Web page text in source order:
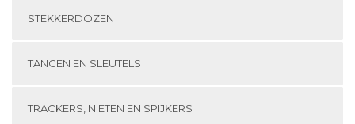
STEKKERDOZEN
TANGEN EN SLEUTELS
TRACKERS, NIETEN EN SPIJKERS